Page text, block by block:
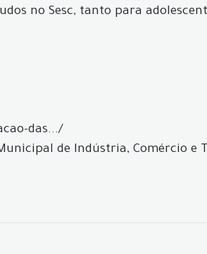
no Sesc, tanto para
das.../
de Indústria, Comércio e